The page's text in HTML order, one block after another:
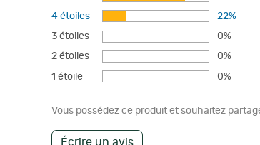
4 étoiles 22%
3 étoiles 0%
2 étoiles 0%
1 étoile 0%
Vous possédez ce produit et souhaitez
Écrire un avis